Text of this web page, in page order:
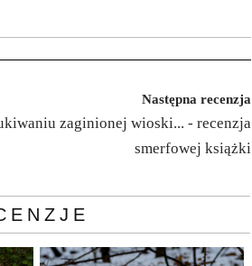
Następna recenzja
zaginionej wioski... - recenzja
smerfowej książki